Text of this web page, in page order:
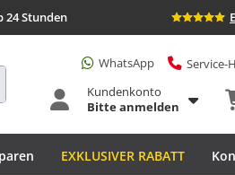
Stunden
WhatsApp
Service-
Kundenkonto
Bitte anmelden
EXKLUSIVER RABATT